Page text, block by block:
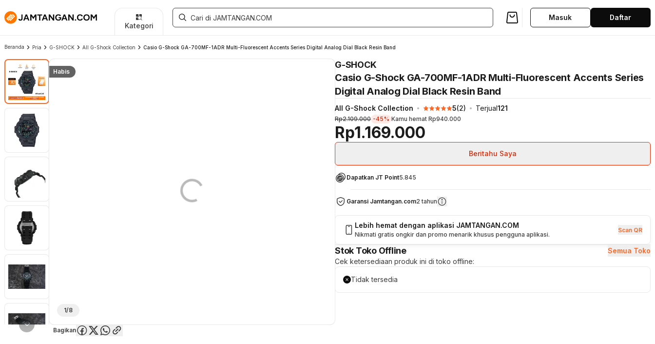
Kategori
Masuk Daftar
Beranda Pria G-SHOCK All G-Shock Collection Casio G-Shock GA-700MF-1ADR Multi-Fluorescent Accents Series Digital Analog Dial Black Resin Band
Habis
1/8
Bagikan
G-SHOCK
Casio G-Shock GA-700MF-1ADR Multi-Fluorescent Accents Series
Digital Analog Dial Black Resin Band
All G-Shock Collection 5(2) Terjual121
Rp1.169.000
Rp2.109.000 -45% Kamu hemat Rp940.000
Beritahu Saya
Dapatkan JT Point5.845
Garansi Jamtangan.com2 tahun
Lebih hemat dengan aplikasi JAMTANGAN.COM
Nikmati gratis ongkir dan promo menarik khusus pengguna aplikasi.
Scan QR
Stok Toko Offline
Semua Toko
Cek ketersediaan produk ini di toko offline:
Tidak tersedia